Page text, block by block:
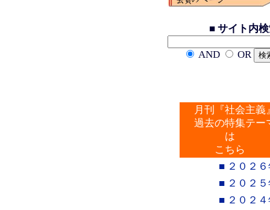
■ サイト内
AND OR
月刊『社会主義』
過去の特集テー
は
こちら
■ ２０２
■ ２０２
■ ２０２